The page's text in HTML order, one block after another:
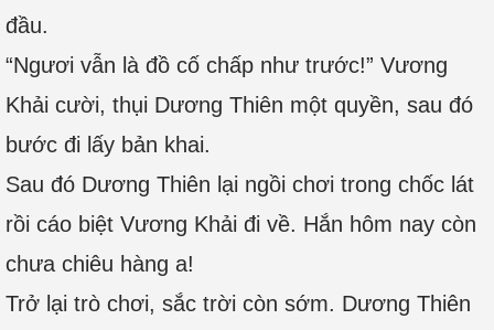
đầu.
“Ngươi vẫn là đồ cố chấp như trước!” Vương
Khải cười, thụi Dương Thiên một quyền, sau đó
bước đi lấy bản khai.
Sau đó Dương Thiên lại ngồi chơi trong chốc lát
rồi cáo biệt Vương Khải đi về. Hắn hôm nay còn
chưa chiêu hàng a!
Trở lại trò chơi, sắc trời còn sớm. Dương Thiên